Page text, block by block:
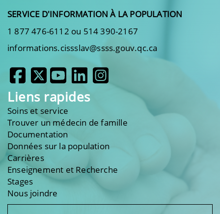
SERVICE D'INFORMATION À LA POPULATION
1 877 476-6112 ou 514 390-2167
informations.cissslav@ssss.gouv.qc.ca
Liens rapides
Soins et service
Trouver un médecin de famille
Documentation
Données sur la population
Carrières
Enseignement et Recherche
Stages
Nous joindre